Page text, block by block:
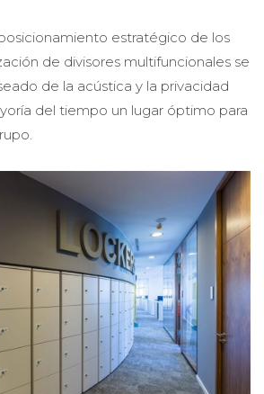
estratégico de los
de divisores multifuncionales se
de la acústica y la privacidad
del tiempo un lugar óptimo para